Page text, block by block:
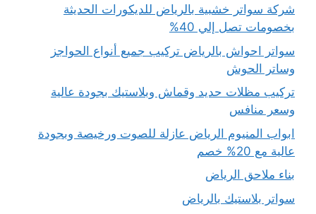
شركة سواتر خشبية بالرياض للديكورات الحديثة
بخصومات تصل إلي 40%
سواتر احواش بالرياض تركيب جميع أنواع الحواجز
وساتر الحوش
تركيب مظلات حديد وقماش وبلاستيك بجودة عالية
وسعر منافس
ابواب المنيوم الرياض عازلة للصوت ورخيصة وبجودة
عالية مع 20% خصم
بناء ملاحق الرياض
سواتر بلاستيك بالرياض